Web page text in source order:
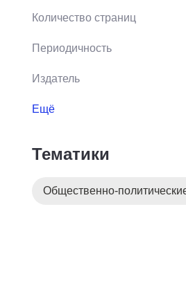
Количество страниц
Периодичность
Издатель
Ещё
Тематики
Общественно-